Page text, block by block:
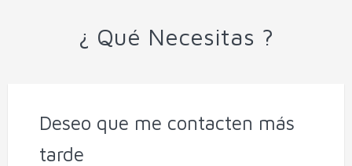
¿ Qué Necesitas ?
Deseo que me contacten más
tarde